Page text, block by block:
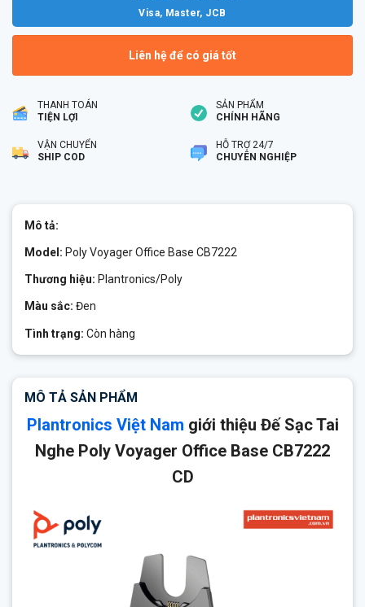
Visa, Master, JCB
Liên hệ để có giá tốt
THANH TOÁN
TIỆN LỢI
SẢN PHẨM
CHÍNH HÃNG
VẬN CHUYỂN
SHIP COD
HỖ TRỢ 24/7
CHUYÊN NGHIỆP
Mô tả:
Model: Poly Voyager Office Base CB7222
Thương hiệu: Plantronics/Poly
Màu sắc: Đen
Tình trạng: Còn hàng
MÔ TẢ SẢN PHẨM
Plantronics Việt Nam giới thiệu Đế Sạc Tai
Nghe Poly Voyager Office Base CB7222
CD